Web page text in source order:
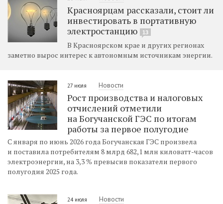
Красноярцам рассказали, стоит ли
инвестировать в портативную
электростанцию
13
В Красноярском крае и других регионах
заметно вырос интерес к автономным источникам энергии.
27 июля Новости
Рост производства и налоговых
отчислений отметили
на Богучанской ГЭС по итогам
работы за первое полугодие
С января по июнь 2026 года Богучанская ГЭС произвела
и поставила потребителям 8 млрд 682,1 млн киловатт-часов
электроэнергии, на 3,3 % превысив показатели первого
полугодия 2025 года.
24 июля Новости